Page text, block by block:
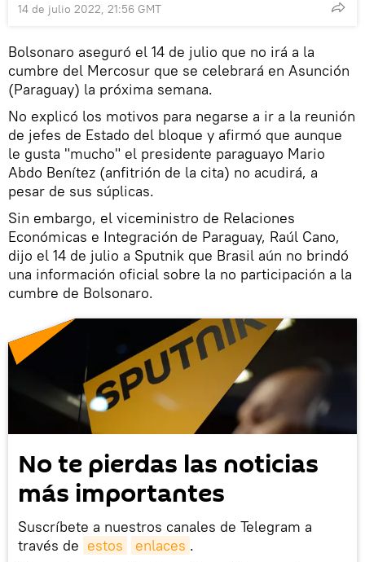
14 de julio 2022, 21:56 GMT
Bolsonaro aseguró el 14 de julio que no irá a la
cumbre del Mercosur que se celebrará en Asunción
(Paraguay) la próxima semana.
No explicó los motivos para negarse a ir a la reunión
de jefes de Estado del bloque y afirmó que aunque
le gusta "mucho" el presidente paraguayo Mario
Abdo Benítez (anfitrión de la cita) no acudirá, a
pesar de sus súplicas.
Sin embargo, el viceministro de Relaciones
Económicas e Integración de Paraguay, Raúl Cano,
dijo el 14 de julio a Sputnik que Brasil aún no brindó
una información oficial sobre la no participación a la
cumbre de Bolsonaro.
No te pierdas las noticias
más importantes
Suscríbete a nuestros canales de Telegram a
través de estos enlaces .